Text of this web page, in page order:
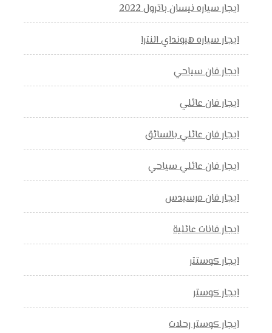
ايجار سياره نيسان باترول 2022
ايجار سياره هيونداي النترا
ايجار فان سياحي
ايجار فان عائلي
ايجار فان عائلي بالسائق
ايجار فان عائلي سياحي
ايجار فان مرسيدس
ايجار فانات عائلية
ايجار كوستتر
ايجار كوستر
ايجار كوستر رحلات